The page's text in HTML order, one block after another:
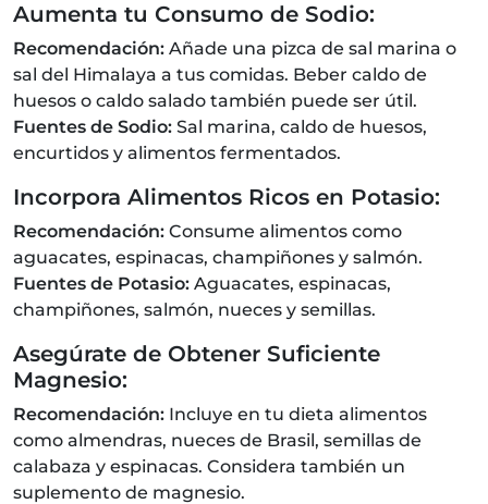
Aumenta tu Consumo de Sodio:
Recomendación: Añade una pizca de sal marina o
sal del Himalaya a tus comidas. Beber caldo de
huesos o caldo salado también puede ser útil.
Fuentes de Sodio: Sal marina, caldo de huesos,
encurtidos y alimentos fermentados.
Incorpora Alimentos Ricos en Potasio:
Recomendación: Consume alimentos como
aguacates, espinacas, champiñones y salmón.
Fuentes de Potasio: Aguacates, espinacas,
champiñones, salmón, nueces y semillas.
Asegúrate de Obtener Suficiente
Magnesio:
Recomendación: Incluye en tu dieta alimentos
como almendras, nueces de Brasil, semillas de
calabaza y espinacas. Considera también un
suplemento de magnesio.